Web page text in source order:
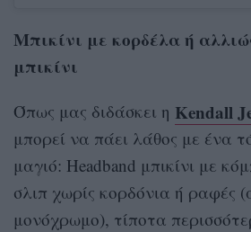
Μπικίνι με κορδέλα ή
μπικίνι
Όπως μας διδάσκει η Kendall
μπορεί να πάει λάθος με ένα
μαγιό: Headband μπικίνι με
σλιπ χωρίς κορδόνια ή ραφές
μονόχρωμο), τίποτα